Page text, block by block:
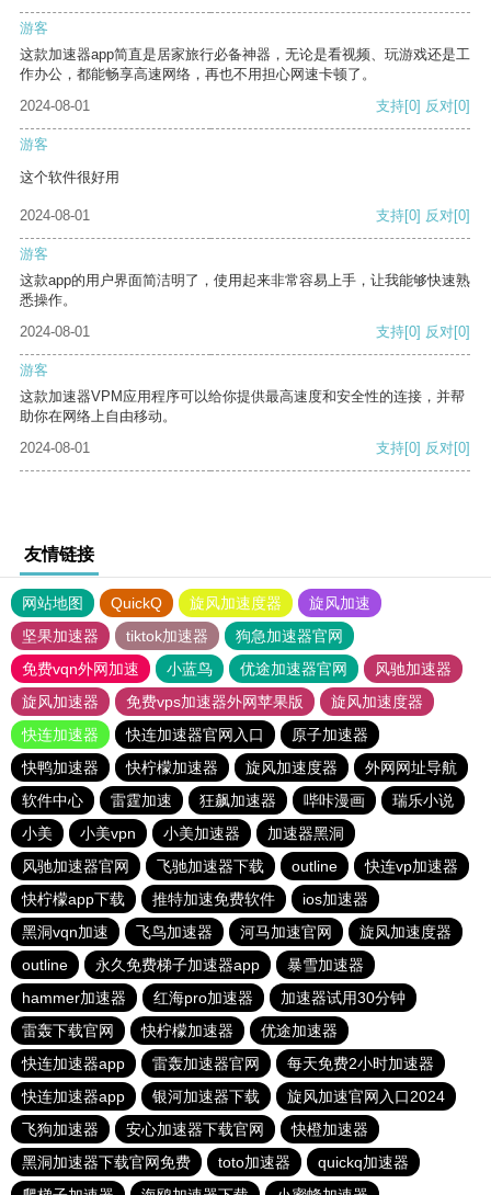
游客
这款加速器app简直是居家旅行必备神器，无论是看视频、玩游戏还是工
作办公，都能畅享高速网络，再也不用担心网速卡顿了。
2024-08-01
支持[0] 反对[0]
游客
这个软件很好用
2024-08-01 支持[0] 反对[0]
游客
这款app的用户界面简洁明了，使用起来非常容易上手，让我能够快速熟
悉操作。
2024-08-01
支持[0] 反对[0]
游客
这款加速器VPM应用程序可以给你提供最高速度和安全性的连接，并帮
助你在网络上自由移动。
2024-08-01
支持[0] 反对[0]
友情链接
网站地图 QuickQ 旋风加速度器
旋风加速
坚果加速器
tiktok加速器
狗急加速器官网
免费vqn外网加速
小蓝鸟 优途加速器官网
风驰加速器
旋风加速器
免费vps加速器外网苹果版
旋风加速度器
快连加速器
快连加速器官网入口
原子加速器
快鸭加速器
快柠檬加速器 旋风加速度器
外网网址导航
软件中心
雷霆加速 狂飙加速器 哔咔漫画
瑞乐小说
小美
小美vpn 小美加速器
加速器黑洞
风驰加速器官网
飞驰加速器下载 outline
快连vp加速器
快柠檬app下载
推特加速免费软件
ios加速器
黑洞vqn加速
飞鸟加速器 河马加速官网
旋风加速度器
outline
永久免费梯子加速器app
暴雪加速器
hammer加速器
红海pro加速器
加速器试用30分钟
雷轰下载官网
快柠檬加速器
优途加速器
快连加速器app
雷轰加速器官网
每天免费2小时加速器
快连加速器app
银河加速器下载
旋风加速官网入口2024
飞狗加速器
安心加速器下载官网
快橙加速器
黑洞加速器下载官网免费
toto加速器
quickq加速器